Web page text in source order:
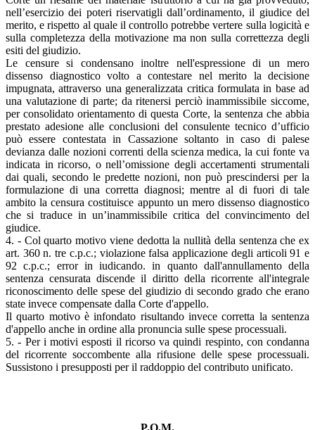
nell’esercizio dei poteri riservatigli dall’ordinamento, il giudice del
merito, e rispetto al quale il controllo potrebbe vertere sulla logicità e
sulla completezza della motivazione ma non sulla correttezza degli
esiti del giudizio.
Le censure si condensano inoltre nell'espressione di un mero
dissenso diagnostico volto a contestare nel merito la decisione
impugnata, attraverso una generalizzata critica formulata in base ad
una valutazione di parte; da ritenersi perciò inammissibile siccome,
per consolidato orientamento di questa Corte, la sentenza che abbia
prestato adesione alle conclusioni del consulente tecnico d’ufficio
può essere contestata in Cassazione soltanto in caso di palese
devianza dalle nozioni correnti della scienza medica, la cui fonte va
indicata in ricorso, o nell’omissione degli accertamenti strumentali
dai quali, secondo le predette nozioni, non può prescindersi per la
formulazione di una corretta diagnosi; mentre al di fuori di tale
ambito la censura costituisce appunto un mero dissenso diagnostico
che si traduce in un’inammissibile critica del convincimento del
giudice.
4. - Col quarto motivo viene dedotta la nullità della sentenza che ex
art. 360 n. tre c.p.c.; violazione falsa applicazione degli articoli 91 e
92 c.p.c.; error in iudicando. in quanto dall'annullamento della
sentenza censurata discende il diritto della ricorrente all'integrale
riconoscimento delle spese del giudizio di secondo grado che erano
state invece compensate dalla Corte d'appello.
Il quarto motivo è infondato risultando invece corretta la sentenza
d'appello anche in ordine alla pronuncia sulle spese processuali.
5. - Per i motivi esposti il ricorso va quindi respinto, con condanna
del ricorrente soccombente alla rifusione delle spese processuali.
Sussistono i presupposti per il raddoppio del contributo unificato.
P.Q.M.